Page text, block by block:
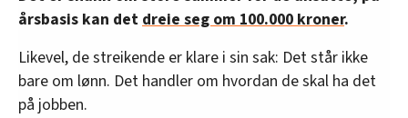
årsbasis kan detdreie seg om 100.000 kroner.
Likevel, de streikende er klare i sin sak: Det står ikke
bare om lønn. Det handler om hvordan de skal ha det
på jobben.